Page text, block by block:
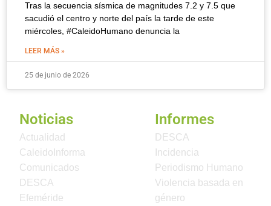
Tras la secuencia sísmica de magnitudes 7.2 y 7.5 que
sacudió el centro y norte del país la tarde de este
miércoles, #CaleidoHumano denuncia la
LEER MÁS »
25 de junio de 2026
Noticias
Actualidad
CaleidoInforma
Comunicados
DESCA
Efeméride
Informes
DESCA
Incidencia
Periodismo Humano
Violencia basada en
género